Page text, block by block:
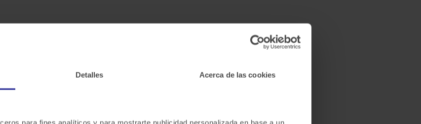
Detalles Acerca de las cookies